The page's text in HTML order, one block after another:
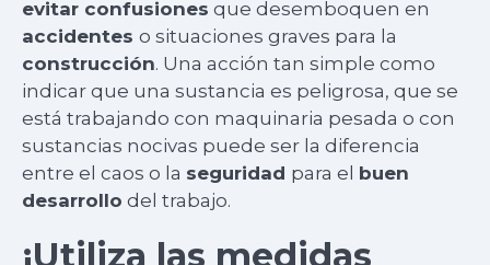
evitar confusiones que desemboquen en
accidentes o situaciones graves para la
construcción. Una acción tan simple como
indicar que una sustancia es peligrosa, que se
está trabajando con maquinaria pesada o con
sustancias nocivas puede ser la diferencia
entre el caos o la seguridad para el buen
desarrollo del trabajo.
¡Utiliza las medidas